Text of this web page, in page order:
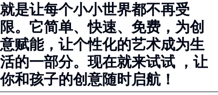
就是让每个小小世界都不再受
限。它简单、快速、免费，为创
意赋能，让个性化的艺术成为生
活的一部分。现在就来试试 ，让
你和孩子的创意随时启航！